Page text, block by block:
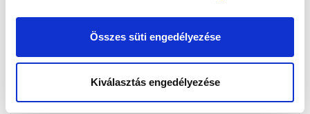
Összes süti engedélyezése
Kiválasztás engedélyezése
BRAVÚR: FORDÍTOTTUNK ÉS GYŐZTÜNK
FEHÉRVÁRON!
Elhoztuk a három pontot a bajnokesélyes otthonából.